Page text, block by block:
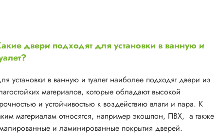
двери подходят для установки в ванную и
установки в ванную и туалет наиболее подходят двери из
материалов, которые обладают высокой
и устойчивостью к воздействию влаги и пара. К
материалам относятся, например экошпон, ПВХ, а также
и ламинированные покрытия дверей.